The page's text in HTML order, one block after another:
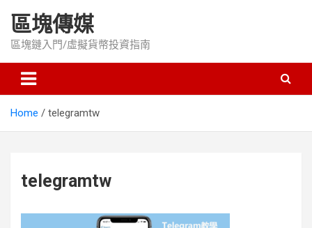
content
區塊傳媒
區塊鏈入門/虛擬貨幣投資指南
Home telegramtw
telegramtw